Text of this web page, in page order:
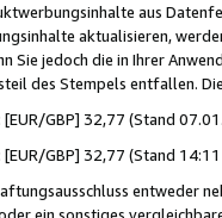
aus
aktualisieren,
Sie jedoch die in Ihrer
des Stempels entfallen.
GBP] 32,77 (Stand
GBP] 32,77 (Stand
entweder
ein sonstiges